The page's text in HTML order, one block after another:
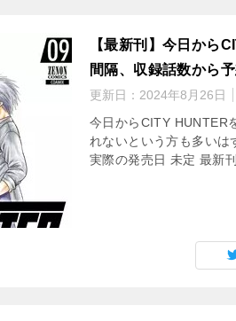
【最新刊】今日から
間隔、収録話数から
更新日： 2024年8月26日
今日からCITY HUNTER
れないという方も多い
実際の発売日 未定 最新